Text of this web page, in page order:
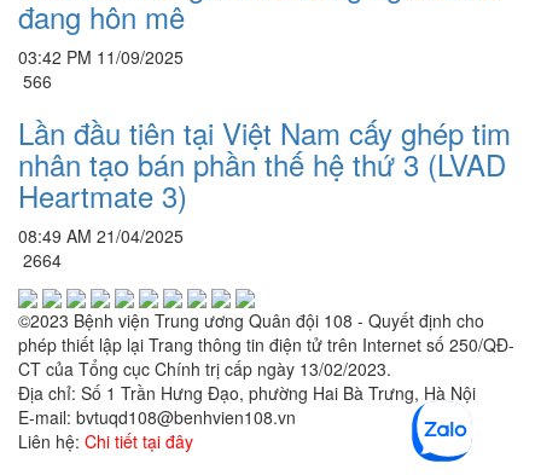
đang hôn mê
03:42 PM 11/09/2025
566
Lần đầu tiên tại Việt Nam cấy ghép tim
nhân tạo bán phần thế hệ thứ 3 (LVAD
Heartmate 3)
08:49 AM 21/04/2025
2664
©2023 Bệnh viện Trung ương Quân đội 108 - Quyết định cho
phép thiết lập lại Trang thông tin điện tử trên Internet số 250/QĐ-
CT của Tổng cục Chính trị cấp ngày 13/02/2023.
Địa chỉ: Số 1 Trần Hưng Đạo, phường Hai Bà Trưng, Hà Nội
E-mail: bvtuqd108@benhvien108.vn
Liên hệ: Chi tiết tại đây